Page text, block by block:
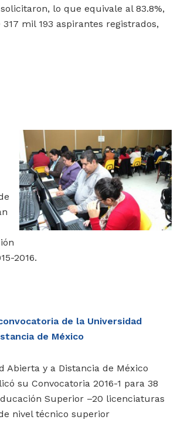
lo que equivale al 83.8%,
mil 193 aspirantes registrados,
2016.
de la Universidad
de México
Abierta y a Distancia de México
su Convocatoria 2016-1 para 38
Superior ‎–20 licenciaturas
nivel técnico superior